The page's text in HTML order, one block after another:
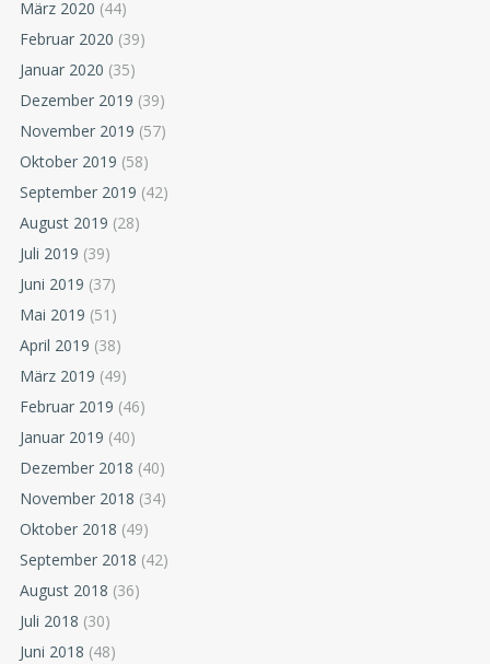
März 2020 (44)
Februar 2020 (39)
Januar 2020 (35)
Dezember 2019 (39)
November 2019 (57)
Oktober 2019 (58)
September 2019 (42)
August 2019 (28)
Juli 2019 (39)
Juni 2019 (37)
Mai 2019 (51)
April 2019 (38)
März 2019 (49)
Februar 2019 (46)
Januar 2019 (40)
Dezember 2018 (40)
November 2018 (34)
Oktober 2018 (49)
September 2018 (42)
August 2018 (36)
Juli 2018 (30)
Juni 2018 (48)